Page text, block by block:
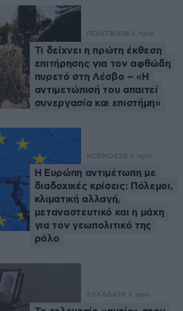
ΠΟΛΙΤΙΚΗ38 λ. πριν
Τι δείχνει η πρώτη έκθεση
επιτήρησης για τον αφθώδη
πυρετό στη Λέσβο – «Η
αντιμετώπισή του απαιτεί
συνεργασία και επιστήμη»
ΚΟΣΜΟΣ38 λ. πριν
Η Ευρώπη αντιμέτωπη με
διαδοχικές κρίσεις: Πόλεμοι,
κλιματική αλλαγή,
μεταναστευτικό και η μάχη
για τον γεωπολιτικό της
ρόλο
ΕΛΛΑΔΑ39 λ. πριν